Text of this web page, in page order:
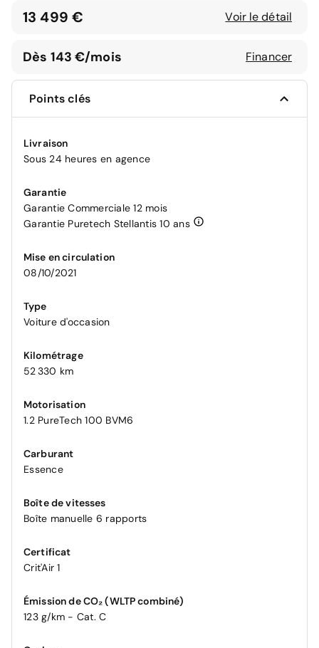
13 499 € Voir le détail
Dès 143 €/mois Financer
Points clés
Livraison
Sous 24 heures en agence
Garantie
Garantie Commerciale 12 mois
Garantie Puretech Stellantis 10 ans
Mise en circulation
08/10/2021
Type
Voiture d'occasion
Kilométrage
52 330 km
Motorisation
1.2 PureTech 100 BVM6
Carburant
Essence
Boîte de vitesses
Boîte manuelle 6 rapports
Certificat
Crit'Air 1
Émission de CO₂ (WLTP combiné)
123 g/km - Cat. C